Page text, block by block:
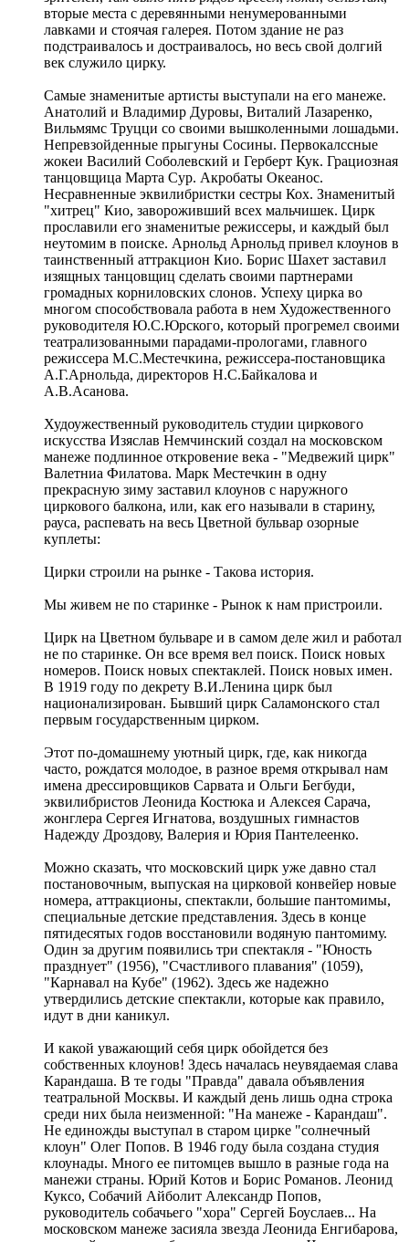
вторые места с деревянными ненумерованными
лавками и стоячая галерея. Потом здание не раз
подстраивалось и достраивалось, но весь свой долгий
век служило цирку.
Самые знаменитые артисты выступали на его манеже.
Анатолий и Владимир Дуровы, Виталий Лазаренко,
Вильмямс Труцци со своими вышколенными лошадьми.
Непревзойденные прыгуны Сосины. Первокалссные
жокеи Василий Соболевский и Герберт Кук. Грациозная
танцовщица Марта Сур. Акробаты Океанос.
Несравненные эквилибристки сестры Кох. Знаменитый
"хитрец" Кио, завороживший всех мальчишек. Цирк
прославили его знаменитые режиссеры, и каждый был
неутомим в поиске. Арнольд Арнольд привел клоунов в
таинственный аттракцион Кио. Борис Шахет заставил
изящных танцовщиц сделать своими партнерами
громадных корниловских слонов. Успеху цирка во
многом способствовала работа в нем Художественного
руководителя Ю.С.Юрского, который прогремел своими
театрализованными парадами-прологами, главного
режиссера М.С.Местечкина, режиссера-постановщика
А.Г.Арнольда, директоров Н.С.Байкалова и
А.В.Асанова.
Худоужественный руководитель студии циркового
искусства Изяслав Немчинский создал на московском
манеже подлинное откровение века - "Медвежий цирк"
Валетниа Филатова. Марк Местечкин в одну
прекрасную зиму заставил клоунов с наружного
циркового балкона, или, как его называли в старину,
рауса, распевать на весь Цветной бульвар озорные
куплеты:
Цирки строили на рынке - Такова история.
Мы живем не по старинке - Рынок к нам пристроили.
Цирк на Цветном бульваре и в самом деле жил и работал
не по старинке. Он все время вел поиск. Поиск новых
номеров. Поиск новых спектаклей. Поиск новых имен.
В 1919 году по декрету В.И.Ленина цирк был
национализирован. Бывший цирк Саламонского стал
первым государственным цирком.
Этот по-домашнему уютный цирк, где, как никогда
часто, рождатся молодое, в разное время открывал нам
имена дрессировщиков Сарвата и Ольги Бегбуди,
эквилибристов Леонида Костюка и Алексея Сарача,
жонглера Сергея Игнатова, воздушных гимнастов
Надежду Дроздову, Валерия и Юрия Пантелеенко.
Можно сказать, что московский цирк уже давно стал
постановочным, выпуская на цирковой конвейер новые
номера, аттракционы, спектакли, большие пантомимы,
специальные детские представления. Здесь в конце
пятидесятых годов восстановили водяную пантомиму.
Один за другим появились три спектакля - "Юность
празднует" (1956), "Счастливого плавания" (1059),
"Карнавал на Кубе" (1962). Здесь же надежно
утвердились детские спектакли, которые как правило,
идут в дни каникул.
И какой уважающий себя цирк обойдется без
собственных клоунов! Здесь началась неувядаемая слава
Карандаша. В те годы "Правда" давала объявления
театральной Москвы. И каждый день лишь одна строка
среди них была неизменной: "На манеже - Карандаш".
Не единожды выступал в старом цирке "солнечный
клоун" Олег Попов. В 1946 году была создана студия
клоунады. Много ее питомцев вышло в разные года на
манежи страны. Юрий Котов и Борис Романов. Леонид
Куксо, Собачий Айболит Александр Попов,
руководитель собачьего "хора" Сергей Боуслаев... На
московском манеже засияла звезда Леонида Енгибарова,